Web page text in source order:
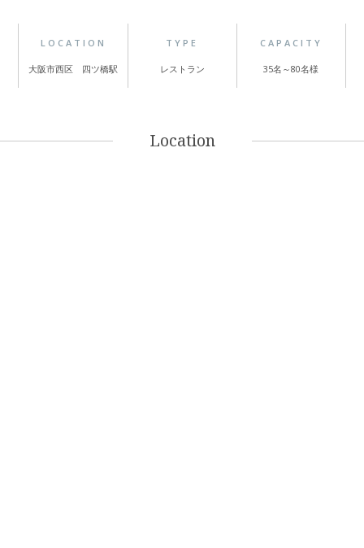
LOCATION
大阪市西区 四ツ橋駅
TYPE
レストラン
CAPACITY
35名～80名様
Location